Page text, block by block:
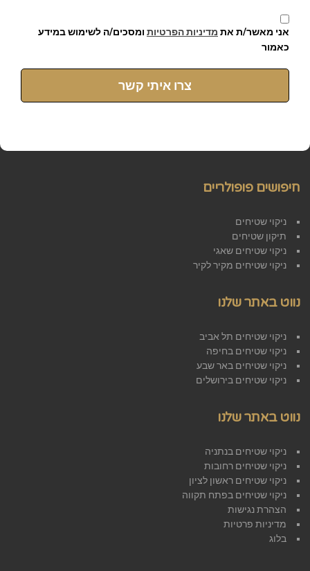
אני מאשר/ת את מדיניות הפרטיות ומסכים/ה לשימוש במידע
כאמור
צרו איתי קשר
חיפושים פופולריים
ניקוי שטיחים
תיקון שטיחים
ניקוי שטיחים שאגי
ניקוי שטיחים מקיר לקיר
נווט באתר שלנו
ניקוי שטיחים תל אביב
ניקוי שטיחים בחיפה
ניקוי שטיחים באר שבע
ניקוי שטיחים בירושלים
נווט באתר שלנו
ניקוי שטיחים בנתניה
ניקוי שטיחים רחובות
ניקוי שטיחים ראשון לציון
ניקוי שטיחים בפתח תקווה
הצהרת נגישות
מדיניות פרטיות
בלוג